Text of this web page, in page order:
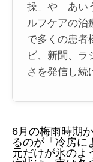
操」や「あい
ルフケアの治
で多くの患者
ビ、新聞、ラ
さを発信し続
6月の梅雨時期
るのが「冷房に
元だけが氷のよ